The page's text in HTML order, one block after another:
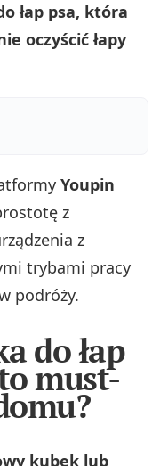
łap psa, która
oczyścić łapy
Youpin
z
z
trybami pracy
podróży.
do łap
must-
kubek lub